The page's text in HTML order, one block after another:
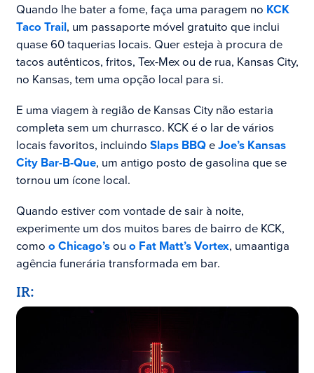
Quando lhe bater a fome, faça uma paragem no KCK
Taco Trail, um passaporte móvel gratuito que inclui
quase 60 taquerias locais. Quer esteja à procura de
tacos autênticos, fritos, Tex-Mex ou de rua, Kansas City,
no Kansas, tem uma opção local para si.
E uma viagem à região de Kansas City não estaria
completa sem um churrasco. KCK é o lar de vários
locais favoritos, incluindo Slaps BBQeJoe’s Kansas
City Bar-B-Que, um antigo posto de gasolina que se
tornou um ícone local.
Quando estiver com vontade de sair à noite,
experimente um dos muitos bares de bairro de KCK,
como o Chicago’sou o Fat Matt’s Vortex, umaantiga
agência funerária transformada em bar.
IR: